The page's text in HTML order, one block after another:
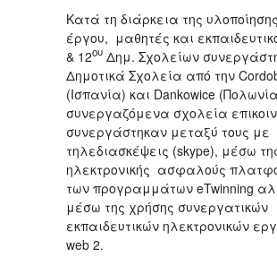
Κατά τη διάρκεια της
έργου, μαθητές και
& 12ου Δημ. Σχολείων
Δημοτικά Σχολεία από την
(Ισπανία) και Dankowice
συνεργαζόμενα σχολεία
συνεργάστηκαν μεταξύ τους με
τηλεδιασκέψεις (skype), μέσω
ηλεκτρονικής ασφαλούς
των προγραμμάτων eTwinning
μέσω της χρήσης συνεργατικών
εκπαιδευτικών ηλεκτρονικών
web 2.